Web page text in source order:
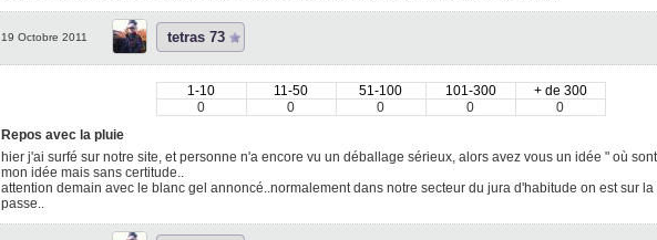
19 Octobre 2011 tetras 73
1-10 11-50 51-100 101-300
+ de 300
0
0 0 0
0
Repos avec la pluie
hier j'ai surfé sur notre site, et personne n'a encore vu un déballage sérieux, alors avez vous un idée " où
mon idée mais sans certitude..
attention demain avec le blanc gel annoncé..normalement dans notre secteur du jura d'habitude on est sur la
passe..